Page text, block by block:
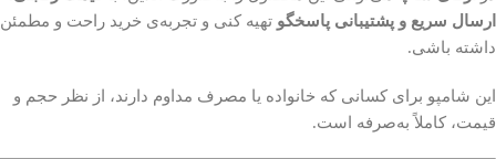
ارسال سریع و پشتیبانی پاسخگو تهیه کنی و تجربه‌ی خرید راحت و مطمئن
داشته باشی.
این شامپو برای کسانی که خانواده یا مصرف مداوم دارند، از نظر حجم و
قیمت، کاملاً به‌صرفه است.